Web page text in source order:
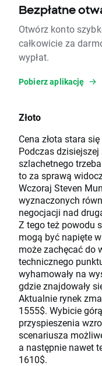
Bezpłatne
Otwórz konto
całkowicie za
wypłat.
Pobierz aplikację
Złoto
Cena złota stara
Podczas
szlachetnego
to za sprawą
Wczoraj Steven
wyznaczonych
negocjacji nad
Z tego też powodu
mogą być napięte
może zachęcać do
technicznego
wyhamowały na
gdzie znajdowały
Aktualnie rynek
1555$. Wybicie
przyspieszenia
scenariusza
a następnie nawet
1610$.